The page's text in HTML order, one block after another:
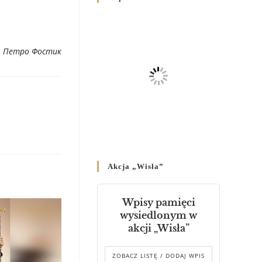
Петро Фостик
Родин
Справ Молоді та встановленя
складу Катихитичної Комісії
днях 2-12 липня 2024 р.”
Декрет єпископів
Перемисько-Варшавської
Митрополії стосовно
звершування Божественної
літургії
Akcja „Wisła”
Wpisy pamięci
wysiedlonym w
akcji „Wisła”
ZOBACZ LISTĘ / DODAJ WPIS